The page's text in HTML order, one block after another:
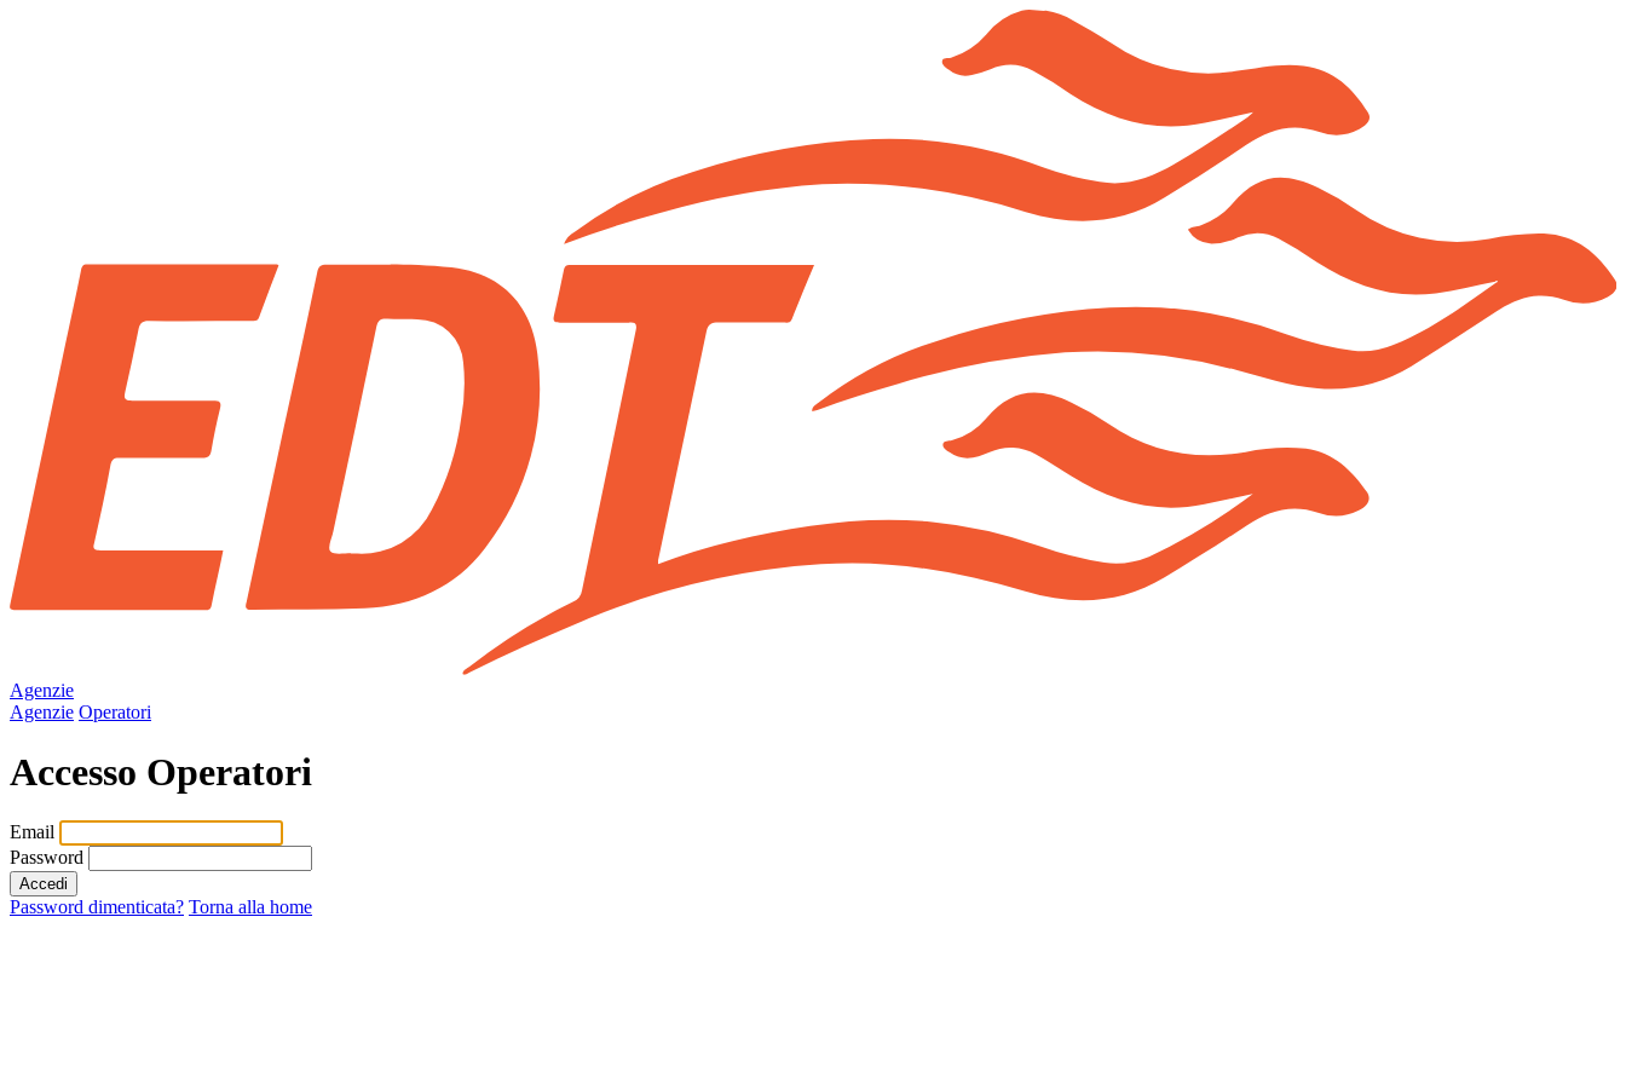
Agenzie
Agenzie Operatori
Accesso Operatori
Email
Password
Accedi
Password dimenticata? Torna alla home